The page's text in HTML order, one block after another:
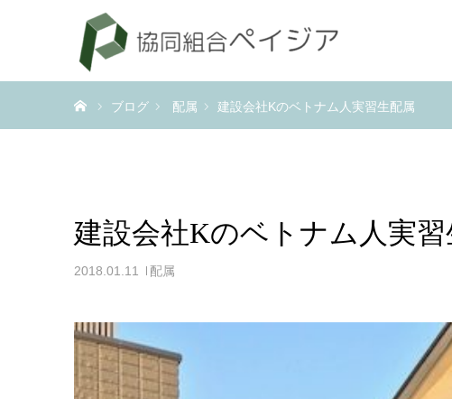
ブログ 配属 建設会社Kのベトナム人実習生配属
建設会社Kのベトナム人実習
2018.01.11 配属